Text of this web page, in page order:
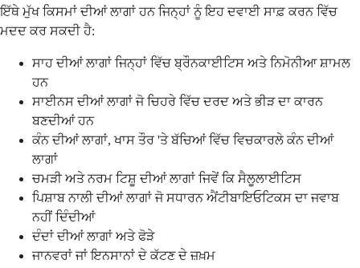
ਇੱਥੇ ਮੁੱਖ ਕਿਸਮਾਂ ਦੀਆਂ ਲਾਗਾਂ ਹਨ ਜਿਨ੍ਹਾਂ ਨੂੰ ਇਹ ਦਵਾਈ ਸਾਫ਼ ਕਰਨ ਵਿੱਚ
ਮਦਦ ਕਰ ਸਕਦੀ ਹੈ:
ਸਾਹ ਦੀਆਂ ਲਾਗਾਂ ਜਿਨ੍ਹਾਂ ਵਿੱਚ ਬ੍ਰੌਨਕਾਈਟਿਸ ਅਤੇ ਨਿਮੋਨੀਆ ਸ਼ਾਮਲ
ਹਨ
ਸਾਈਨਸ ਦੀਆਂ ਲਾਗਾਂ ਜੋ ਚਿਹਰੇ ਵਿੱਚ ਦਰਦ ਅਤੇ ਭੀੜ ਦਾ ਕਾਰਨ
ਬਣਦੀਆਂ ਹਨ
ਕੰਨ ਦੀਆਂ ਲਾਗਾਂ, ਖਾਸ ਤੌਰ 'ਤੇ ਬੱਚਿਆਂ ਵਿੱਚ ਵਿਚਕਾਰਲੇ ਕੰਨ ਦੀਆਂ
ਲਾਗਾਂ
ਚਮੜੀ ਅਤੇ ਨਰਮ ਟਿਸ਼ੂ ਦੀਆਂ ਲਾਗਾਂ ਜਿਵੇਂ ਕਿ ਸੈਲੂਲਾਈਟਿਸ
ਪਿਸ਼ਾਬ ਨਾਲੀ ਦੀਆਂ ਲਾਗਾਂ ਜੋ ਸਧਾਰਨ ਐਂਟੀਬਾਇਓਟਿਕਸ ਦਾ ਜਵਾਬ
ਨਹੀਂ ਦਿੰਦੀਆਂ
ਦੰਦਾਂ ਦੀਆਂ ਲਾਗਾਂ ਅਤੇ ਫੋੜੇ
ਜਾਨਵਰਾਂ ਜਾਂ ਇਨਸਾਨਾਂ ਦੇ ਕੱਟਣ ਦੇ ਜ਼ਖ਼ਮ